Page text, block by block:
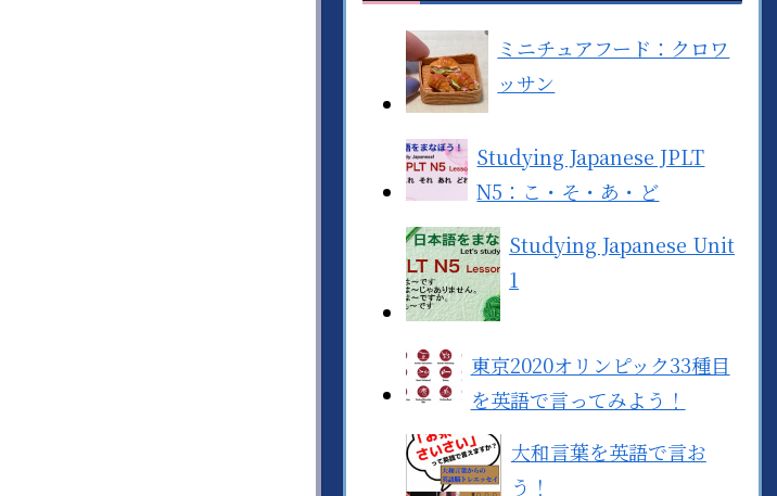
ミニチュアフード：クロワ
ッサン
Studying Japanese JPLT
N5：こ・そ・あ・ど
Studying Japanese Unit
1
東京2020オリンピック33種目
を英語で言ってみよう！
大和言葉を英語で言お
う！